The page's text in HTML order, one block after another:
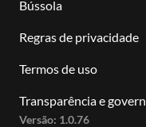
Bússola
Regras de privacidade
Termos de uso
Transparência e
Versão: 1.0.76